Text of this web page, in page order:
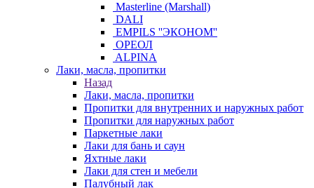
Masterline (Marshall)
DALI
EMPILS ''ЭКОНОМ''
ОРЕОЛ
ALPINA
Лаки, масла, пропитки
Назад
Лаки, масла, пропитки
Пропитки для внутренних и наружных работ
Пропитки для наружных работ
Паркетные лаки
Лаки для бань и саун
Яхтные лаки
Лаки для стен и мебели
Палубный лак